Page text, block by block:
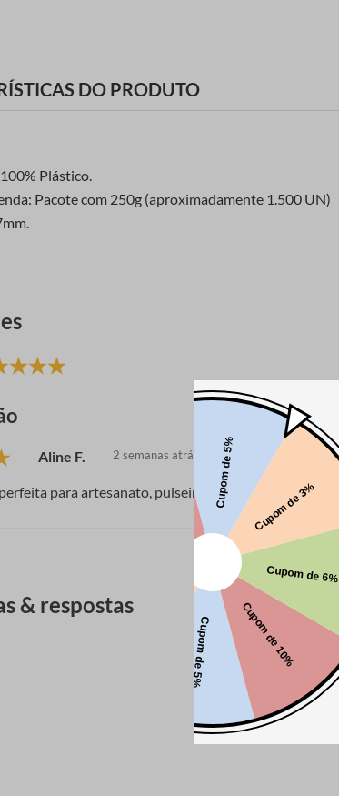
DO PRODUTO
Plástico.
Pacote com 250g (aproximadamente 1.500 UN)
Aline F. 2 semanas atrás comprador
para artesanato, pulseiras.
& respostas